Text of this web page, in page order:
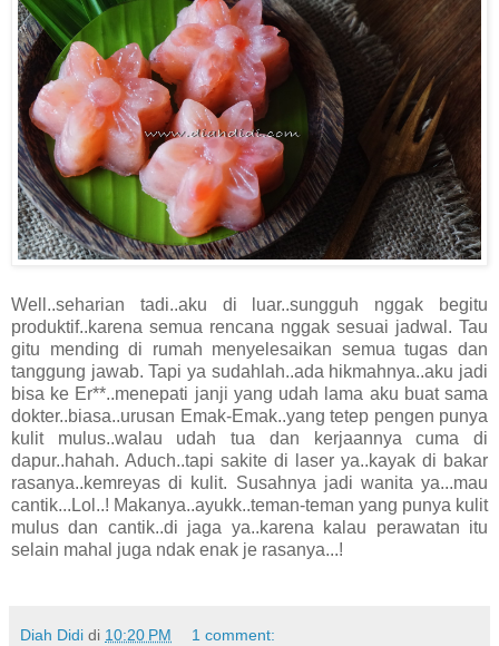
Well..seharian tadi..aku di luar..sungguh nggak begitu
produktif..karena semua rencana nggak sesuai jadwal. Tau
gitu mending di rumah menyelesaikan semua tugas dan
tanggung jawab. Tapi ya sudahlah..ada hikmahnya..aku jadi
bisa ke Er**..menepati janji yang udah lama aku buat sama
dokter..biasa..urusan Emak-Emak..yang tetep pengen punya
kulit mulus..walau udah tua dan kerjaannya cuma di
dapur..hahah. Aduch..tapi sakite di laser ya..kayak di bakar
rasanya..kemreyas di kulit. Susahnya jadi wanita ya...mau
cantik...Lol..! Makanya..ayukk..teman-teman yang punya kulit
mulus dan cantik..di jaga ya..karena kalau perawatan itu
selain mahal juga ndak enak je rasanya...!
Diah Didi di 10:20 PM 1 comment: